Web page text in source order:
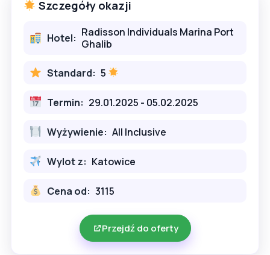
Szczegóły okazji
Hotel: Radisson Individuals Marina Port
Ghalib
Standard: 5
Termin: 29.01.2025 - 05.02.2025
Wyżywienie: All Inclusive
Wylot z: Katowice
Cena od: 3115
Przejdź do oferty